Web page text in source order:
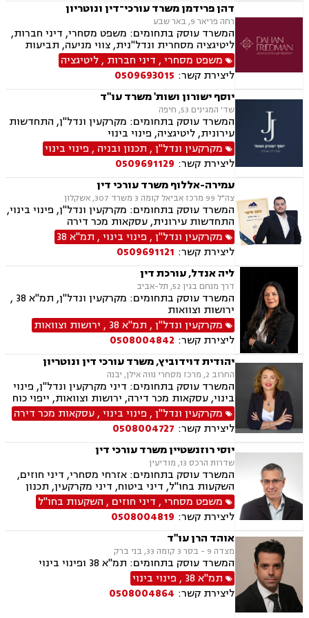
דהן פרידמן משרד עורכי־דין ונוטריון
רחה פריאר 9, באר שבע
המשרד עוסק בתחומים: משפט מסחרי, דיני חברות,
ליטיגציה מסחרית ונדל"נית, צווי מניעה, תביעות
מקרקעין, דיני חוזים, ייפוי כוח מתמשך, ירושות
וצוואות, מסחר בינלאומי, משפט אזרחי, סכסוכי
שכנים, דיני עבודה, הסכמי ממון, מיסוי עירוני, מיסוי
נדל"ן, ארנונה, היטל פיתוח, היטל השבחה, נוטריון.
משפט מסחרי, דיני חברות ,ליטיגציה
ליצירת קשר: 0509693015
יוסף ישורון ושות' משרד עו"ד
שד' המגינים 53, חיפה
המשרד עוסק בתחומים: מקרקעין ונדל"ן, התחדשות
עירונית, ליטיגציה, פינוי בינוי
מקרקעין ונדל"ן, תכנון ובניה , פינוי בינוי
ליצירת קשר: 0509691129
עמירה-אללוף משרד עורכי דין
צה"ל 99 מרכז אביאל קומה 3 משרד 307, אשקלון
המשרד עוסק בתחומים: מקרקעין ונדל"ן, פינוי בינוי,
התחדשות עירונית, עסקאות מכר דירה
מקרקעין ונדל"ן, פינוי בינוי, תמ"א 38
ליצירת קשר: 0509691121
ליה אנדל, עורכת דין
דרך מנחם בגין 52, תל-אביב
המשרד עוסק בתחומים: מקרקעין ונדל"ן, תמ"א 38 ,
ירושות וצוואות
מקרקעין ונדל"ן, תמ"א 38 , ירושות וצוואות
ליצירת קשר: 0508004842
יהודית דוידוביץ, משרד עורכי דין ונוטריון
החרוב 2, מרכז מסחרי נווה אילן, יבנה
המשרד עוסק בתחומים: דיני מקרקעין ונדל"ן, פינוי
בינוי, עסקאות מכר דירה, ירושות וצוואות, ייפוי כוח
מתמשך, מיסוי נדל"ן, תמ"א 38, הסכמי ממון,
מושבים וקיבוצים, מגרשים לבניה.
מקרקעין ונדל"ן, פינוי בינוי,עסקאות מכר דירה
ליצירת קשר: 0508004727
יוסי רוזנשטיין משרד עורכי דין
שדרות הרכס 13, מודיעין
המשרד עוסק בתחומים: אזרחי מסחרי, דיני חוזים,
השקעות בחו"ל, דיני ביטוח, דיני מקרקעין, תכנון
ובניה, ליקויי בניה, מושבים וקיבוצים, פינוי בינוי,
קבוצות רכישה, עסקאות מכר דירה, נדל"ן, פינוי
מושכר, הפקעת קרקעות, מגרשים לבניה,נחלות
ומשקים במושבים, רשות מקרקעי ישראל, צווי
הריסה, דיני חברות, ליווי עסקי, מיסוי נדל"ן, תמא
38, פשיטת רגל, תביעות ייצוגיות
משפט מסחרי, דיני חוזים , השקעות בחו"ל
ליצירת קשר: 0508004819
אוהד הרן עו"ד
מצדה 9 - בסר 3 קומה 33, בני ברק
המשרד עוסק בתחומים: תמ"א 38 ופינוי בינוי
תמ"א 38
, פינוי בינוי
ליצירת קשר: 0508004864